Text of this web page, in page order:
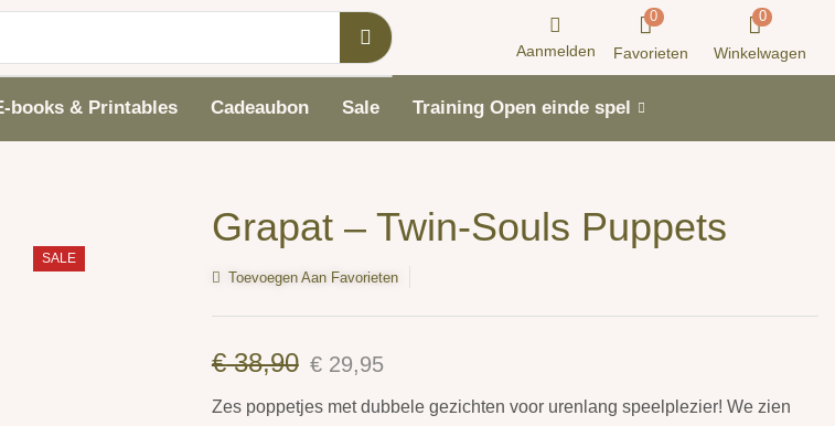
Aanmelden
0
Favorieten
0
Winkelwagen
books & Printables Cadeaubon Sale Training Open einde spel
SALE
Grapat – Twin-Souls Puppets
Toevoegen Aan Favorieten
€38,90 €29,95
Zes poppetjes met dubbele gezichten voor urenlang speelplezier! We zien